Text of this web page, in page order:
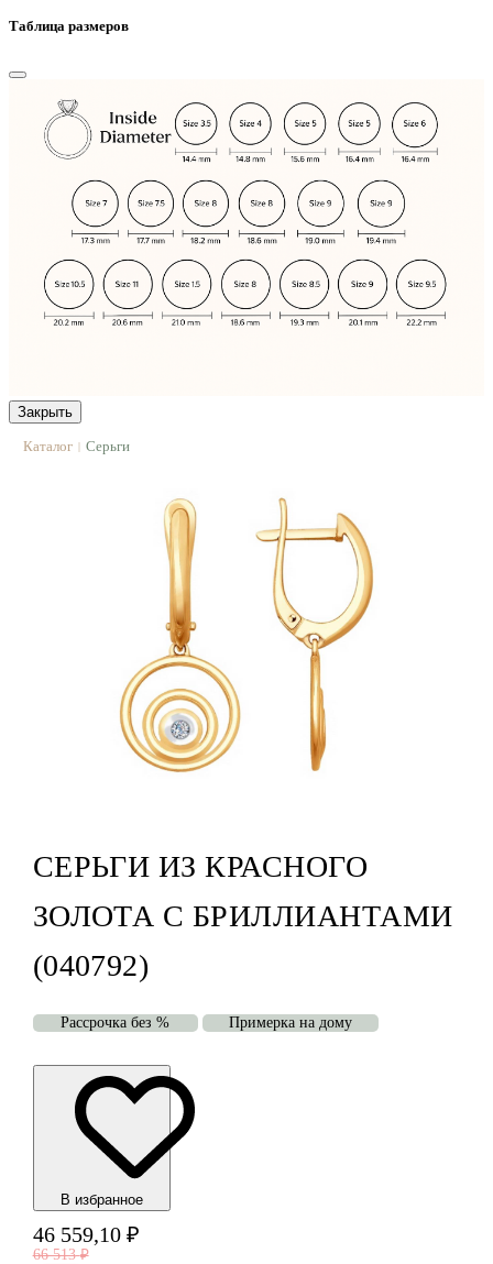
Таблица размеров
Закрыть
Каталог | Серьги
СЕРЬГИ ИЗ КРАСНОГО
ЗОЛОТА С БРИЛЛИАНТАМИ
(040792)
Рассрочка без % Примерка на дому
В избранноe
46 559,10 ₽
66 513 ₽